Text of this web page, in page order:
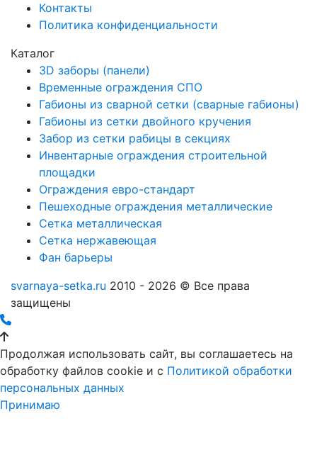
Контакты
Политика конфиденциальности
Каталог
3D заборы (панели)
Временные ограждения СПО
Габионы из сварной сетки (сварные габионы)
Габионы из сетки двойного кручения
Забор из сетки рабицы в секциях
Инвентарные ограждения строительной
площадки
Ограждения евро-стандарт
Пешеходные ограждения металлические
Сетка металлическая
Сетка нержавеющая
Фан барьеры
svarnaya-setka.ru 2010 - 2026 © Все права
защищены
Продолжая использовать сайт, вы соглашаетесь на
обработку файлов cookie и c Политикой обработки
персональных данных
Принимаю